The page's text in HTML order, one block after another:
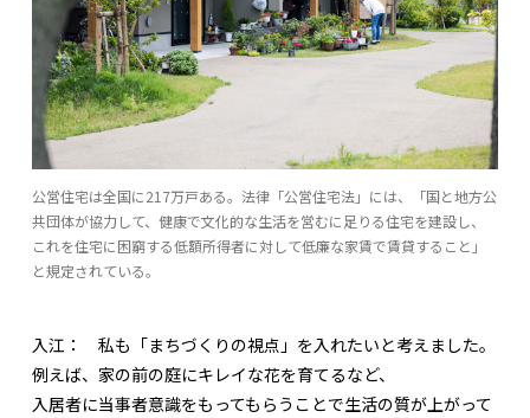
公営住宅は全国に217万戸ある。法律「公営住宅法」には、「国と地方公
共団体が協力して、健康で文化的な生活を営むに足りる住宅を建設し、
これを住宅に困窮する低額所得者に対して低廉な家賃で賃貸すること」
と規定されている。
入江： 私も「まちづくりの視点」を入れたいと考えました。
例えば、家の前の庭にキレイな花を育てるなど、
入居者に当事者意識をもってもらうことで生活の質が上がって